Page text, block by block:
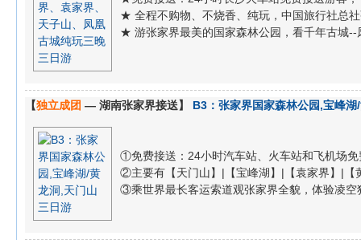
★ 全程不购物、不烧香、纯玩，中国旅行社总
★ 游张家界最美的国家森林公园，看千年古城--
【独立成团 — 湖南张家界接送】 B3：张家界国家森林公园,宝峰
①免费接送：24小时汽车站、火车站和飞机场免
②主要有【天门山】|【宝峰湖】|【袁家界】|【
③乘世界最长客运索道观张家界全貌，体验凌空